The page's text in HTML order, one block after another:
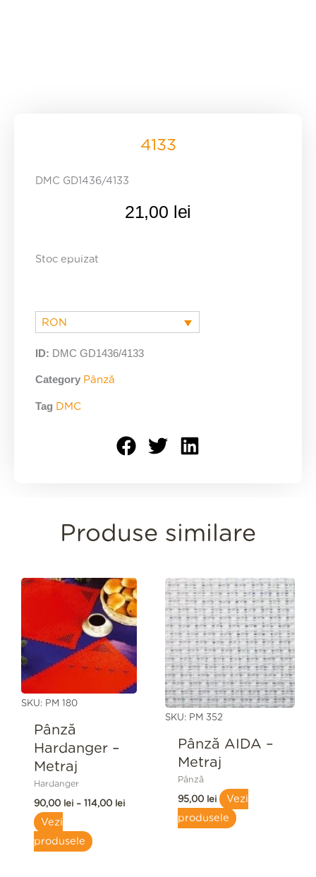
4133
DMC GD1436/4133
21,00 lei
Stoc epuizat
RON
ID: DMC GD1436/4133
Category Pânză
Tag DMC
Produse similare
SKU: PM 180
Pânză
Hardanger –
Metraj
Hardanger
90,00 lei – 114,00 lei
Interval
de
prețuri:
90,00 lei
la
114,00 lei
Vezi
produsele
SKU: PM 352
Pânză AIDA –
Metraj
Pânză
95,00 lei
Vezi
produsele